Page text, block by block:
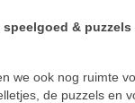
& puzzels
we ook nog ruimte
de puzzels en